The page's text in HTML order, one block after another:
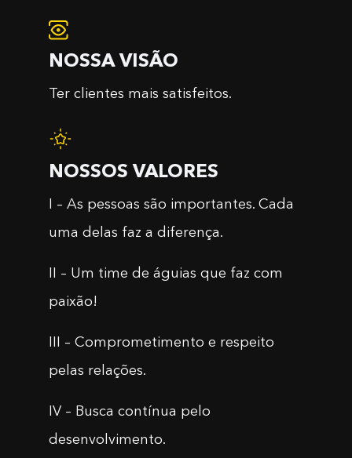
NOSSA VISÃO
Ter clientes mais satisfeitos.
NOSSOS VALORES
I – As pessoas são importantes. Cada
uma delas faz a diferença.
II – Um time de águias que faz com
paixão!
III – Comprometimento e respeito
pelas relações.
IV – Busca contínua pelo
desenvolvimento.